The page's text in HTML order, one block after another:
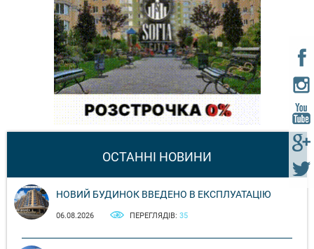
ОСТАННІ НОВИНИ
НОВИЙ БУДИНОК ВВЕДЕНО В ЕКСПЛУАТАЦІЮ
06.08.2026 ПЕРЕГЛЯДІВ: 35